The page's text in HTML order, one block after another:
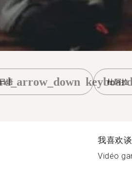
语 杜阿拉
我喜欢
Vidéo